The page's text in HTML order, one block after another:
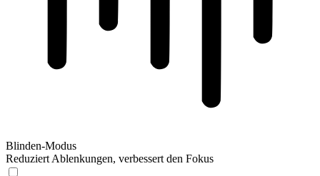
Blinden-Modus
Reduziert Ablenkungen, verbessert den Fokus